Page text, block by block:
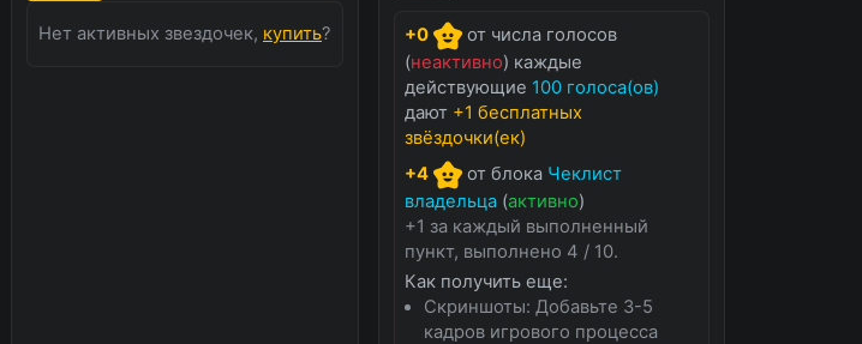
Нет активных звездочек, купить? +0
от числа голосов
(неактивно) каждые
действующие 100 голоса(ов)
дают +1 бесплатных
звёздочки(ек)
+4
от блока Чеклист
владельца(активно)
+1 за каждый выполненный
пункт, выполнено 4 / 10.
Как получить еще:
Скриншоты: Добавьте 3-5
кадров игрового процесса